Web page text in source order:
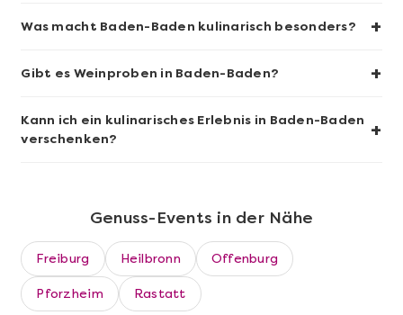
Mehr anzeigen
Köln Südstadt kulinarisch – Die
Food Tour
Was macht Baden-Baden kulinarisch besonders? +
Gibt es Weinproben in Baden-Baden? +
Kann ich ein kulinarisches Erlebnis in Baden-Baden
verschenken?
+
Genuss-Events in der Nähe
Freiburg Heilbronn Offenburg
Pforzheim Rastatt